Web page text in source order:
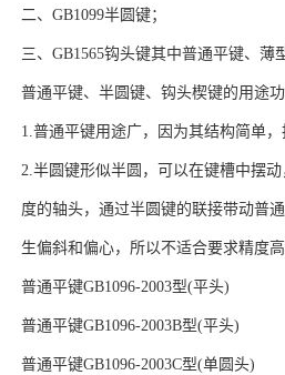
二、GB1099半圆键；
三、GB1565钩头键其中普通平键、
普通平键、半圆键、钩头楔键的用途
1.普通平键用途广，因为其结构简单
2.半圆键形似半圆，可以在键槽中摆
度的轴头，通过半圆键的联接带动普
生偏斜和偏心，所以不适合要求精度高
普通平键GB1096-2003型(平头)
普通平键GB1096-2003B型(平头)
普通平键GB1096-2003C型(单圆头)